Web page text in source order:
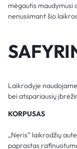
mėgautis maudymusi
nenusiimant šio
Laikrodyje
bei atspariausių
KORPUSAS
„Neris” laikrodžių
paprastas